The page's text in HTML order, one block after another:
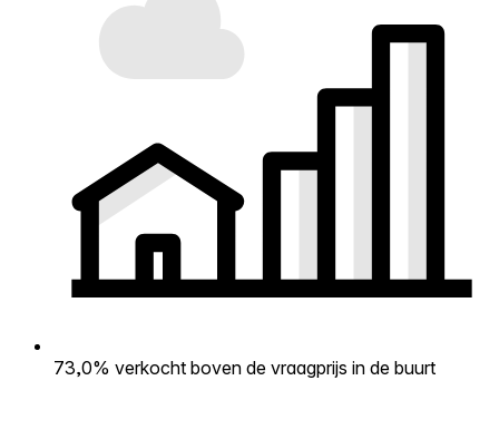
73,0% verkocht boven de vraagprijs in de buurt